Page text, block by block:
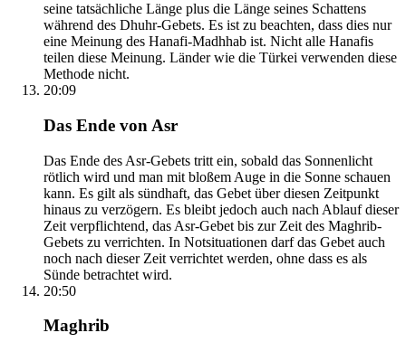
seine tatsächliche Länge plus die Länge seines Schattens
während des Dhuhr-Gebets. Es ist zu beachten, dass dies nur
eine Meinung des Hanafi-Madhhab ist. Nicht alle Hanafis
teilen diese Meinung. Länder wie die Türkei verwenden diese
Methode nicht.
20:09
Das Ende von Asr
Das Ende des Asr-Gebets tritt ein, sobald das Sonnenlicht
rötlich wird und man mit bloßem Auge in die Sonne schauen
kann. Es gilt als sündhaft, das Gebet über diesen Zeitpunkt
hinaus zu verzögern. Es bleibt jedoch auch nach Ablauf dieser
Zeit verpflichtend, das Asr-Gebet bis zur Zeit des Maghrib-
Gebets zu verrichten. In Notsituationen darf das Gebet auch
noch nach dieser Zeit verrichtet werden, ohne dass es als
Sünde betrachtet wird.
20:50
Maghrib